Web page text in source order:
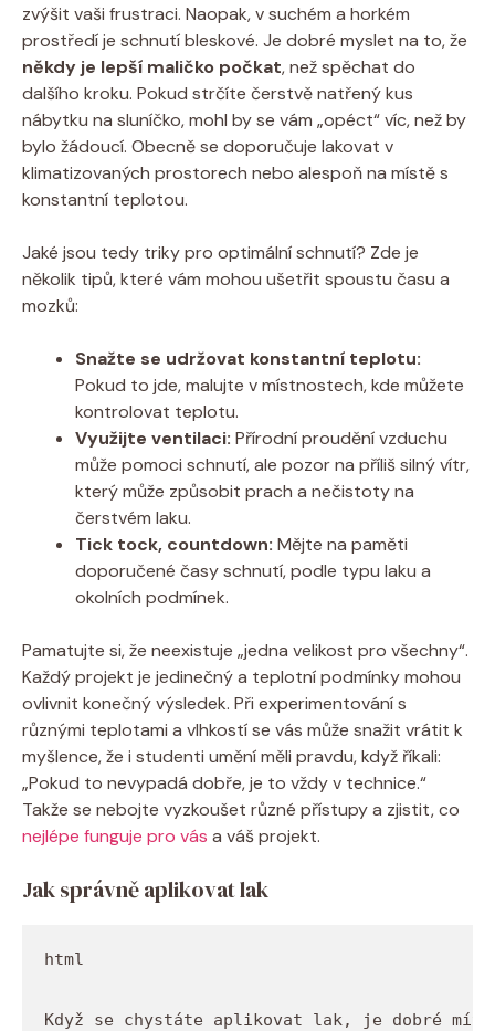
zvýšit vaši frustraci. Naopak, v suchém a horkém
prostředí je schnutí bleskové. Je dobré myslet na to, že
někdy je lepší maličko počkat, než spěchat do
dalšího kroku. Pokud strčíte čerstvě natřený kus
nábytku na sluníčko, mohl by se vám „opéct“ víc, než by
bylo žádoucí. Obecně se doporučuje lakovat v
klimatizovaných prostorech nebo alespoň na místě s
konstantní teplotou.
Jaké jsou tedy triky pro optimální schnutí? Zde je
několik tipů, které vám mohou ušetřit spoustu času a
mozků:
Snažte se udržovat konstantní teplotu:
Pokud to jde, malujte v místnostech, kde můžete
kontrolovat teplotu.
Využijte ventilaci: Přírodní proudění vzduchu
může pomoci schnutí, ale pozor na příliš silný vítr,
který může způsobit prach a nečistoty na
čerstvém laku.
Tick tock, countdown: Mějte na paměti
doporučené časy schnutí, podle typu laku a
okolních podmínek.
Pamatujte si, že neexistuje „jedna velikost pro všechny“.
Každý projekt je jedinečný a teplotní podmínky mohou
ovlivnit konečný výsledek. Při experimentování s
různými teplotami a vlhkostí se vás může snažit vrátit k
myšlence, že i studenti umění měli pravdu, když říkali:
„Pokud to nevypadá dobře, je to vždy v technice.“
Takže se nebojte vyzkoušet různé přístupy a zjistit, co
nejlépe funguje pro vás a váš projekt.
Jak správně aplikovat lak
Když se chystáte aplikovat lak, je dobré